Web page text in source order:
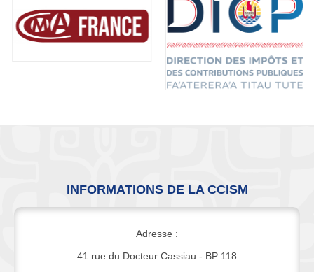
INFORMATIONS DE LA CCISM
Adresse :
41 rue du Docteur Cassiau - BP 118